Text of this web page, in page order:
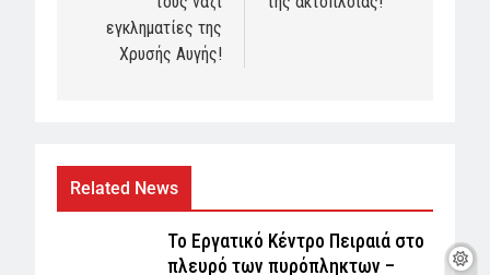
εγκληματίες της
Χρυσής Αυγής!
Related News
Το Εργατικό Κέντρο Πειραιά στο
πλευρό των πυρόπληκτων –